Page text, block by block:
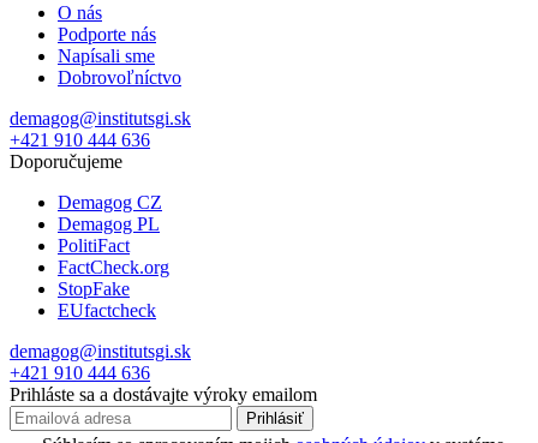
O nás
Podporte nás
Napísali sme
Dobrovoľníctvo
demagog@institutsgi.sk
+421 910 444 636
Doporučujeme
Demagog CZ
Demagog PL
PolitiFact
FactCheck.org
StopFake
EUfactcheck
demagog@institutsgi.sk
+421 910 444 636
Prihláste sa a dostávajte výroky emailom
Prihlásiť